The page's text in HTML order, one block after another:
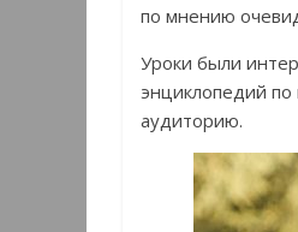
по мнению
Уроки были
энциклопедий
аудиторию.